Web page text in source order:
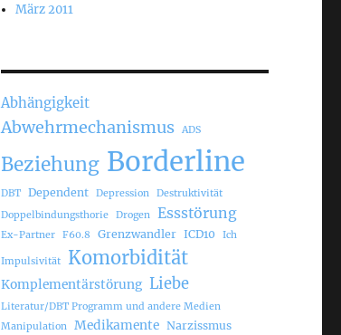
März 2011
Abhängigkeit
Abwehrmechanismus ADS
Beziehung Borderline
DBT Dependent Depression
Destruktivität
Doppelbindungsthorie
Drogen Essstörung
Ex-Partner F60.8 Grenzwandler ICD10 Ich
Impulsivität Komorbidität
Komplementärstörung Liebe
Literatur/DBT Programm und andere Medien
Manipulation
Medikamente Narzissmus